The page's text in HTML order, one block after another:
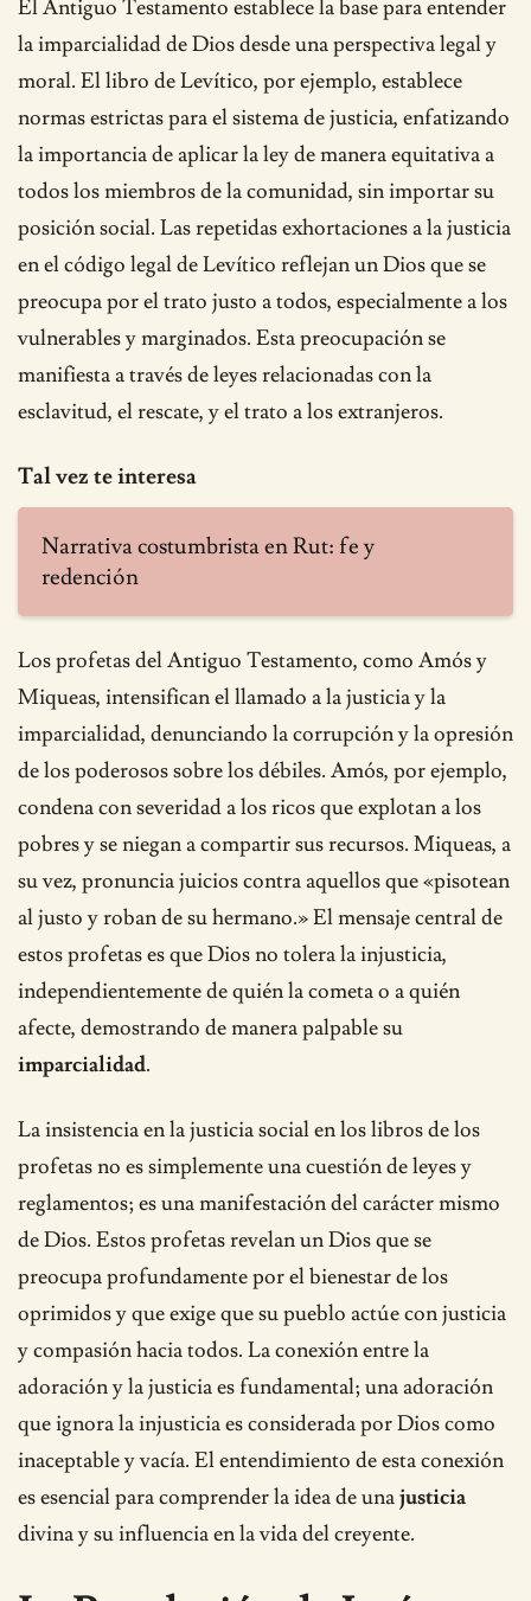
El Antiguo Testamento establece la base para entender
la imparcialidad de Dios desde una perspectiva legal y
moral. El libro de Levítico, por ejemplo, establece
normas estrictas para el sistema de justicia, enfatizando
la importancia de aplicar la ley de manera equitativa a
todos los miembros de la comunidad, sin importar su
posición social. Las repetidas exhortaciones a la justicia
en el código legal de Levítico reflejan un Dios que se
preocupa por el trato justo a todos, especialmente a los
vulnerables y marginados. Esta preocupación se
manifiesta a través de leyes relacionadas con la
esclavitud, el rescate, y el trato a los extranjeros.
Tal vez te interesa
Narrativa costumbrista en Rut: fe y
redención
Los profetas del Antiguo Testamento, como Amós y
Miqueas, intensifican el llamado a la justicia y la
imparcialidad, denunciando la corrupción y la opresión
de los poderosos sobre los débiles. Amós, por ejemplo,
condena con severidad a los ricos que explotan a los
pobres y se niegan a compartir sus recursos. Miqueas, a
su vez, pronuncia juicios contra aquellos que «pisotean
al justo y roban de su hermano.» El mensaje central de
estos profetas es que Dios no tolera la injusticia,
independientemente de quién la cometa o a quién
afecte, demostrando de manera palpable su
imparcialidad.
La insistencia en la justicia social en los libros de los
profetas no es simplemente una cuestión de leyes y
reglamentos; es una manifestación del carácter mismo
de Dios. Estos profetas revelan un Dios que se
preocupa profundamente por el bienestar de los
oprimidos y que exige que su pueblo actúe con justicia
y compasión hacia todos. La conexión entre la
adoración y la justicia es fundamental; una adoración
que ignora la injusticia es considerada por Dios como
inaceptable y vacía. El entendimiento de esta conexión
es esencial para comprender la idea de unajusticia
divina y su influencia en la vida del creyente.